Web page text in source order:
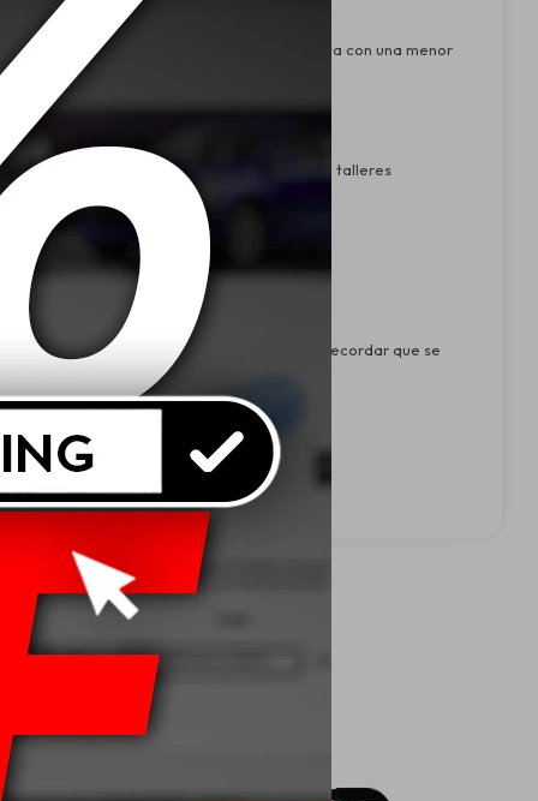
la piel, ofreciendo una limpieza efectiva con una menor
de grandes cantidades. Ideal para uso en talleres
el producto. Es importante recordar que se